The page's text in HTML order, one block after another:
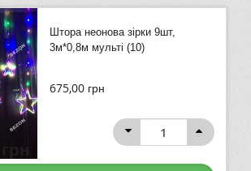
Штора неонова зірки 9шт,
3м*0,8м мульті (10)
675,00 грн
грн